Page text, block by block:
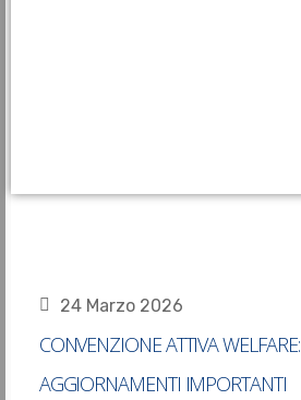
24 Marzo 2026
CONVENZIONE ATTIVA WELFARE:
AGGIORNAMENTI IMPORTANTI